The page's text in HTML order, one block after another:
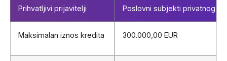
Prihvatljivi prijavitelji Poslovni subjekti privatnog i
Maksimalan iznos kredita 300.000,00 EUR